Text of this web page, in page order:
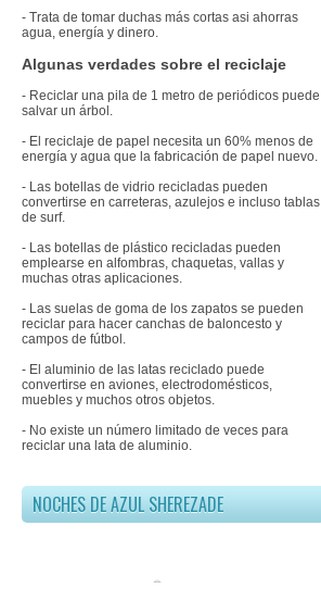
- Trata de tomar duchas más cortas asi ahorras
agua, energía y dinero.
Algunas verdades sobre el reciclaje
- Reciclar una pila de 1 metro de periódicos puede
salvar un árbol.
- El reciclaje de papel necesita un 60% menos de
energía y agua que la fabricación de papel nuevo.
- Las botellas de vidrio recicladas pueden
convertirse en carreteras, azulejos e incluso tablas
de surf.
- Las botellas de plástico recicladas pueden
emplearse en alfombras, chaquetas, vallas y
muchas otras aplicaciones.
- Las suelas de goma de los zapatos se pueden
reciclar para hacer canchas de baloncesto y
campos de fútbol.
- El aluminio de las latas reciclado puede
convertirse en aviones, electrodomésticos,
muebles y muchos otros objetos.
- No existe un número limitado de veces para
reciclar una lata de aluminio.
NOCHES DE AZUL SHEREZADE